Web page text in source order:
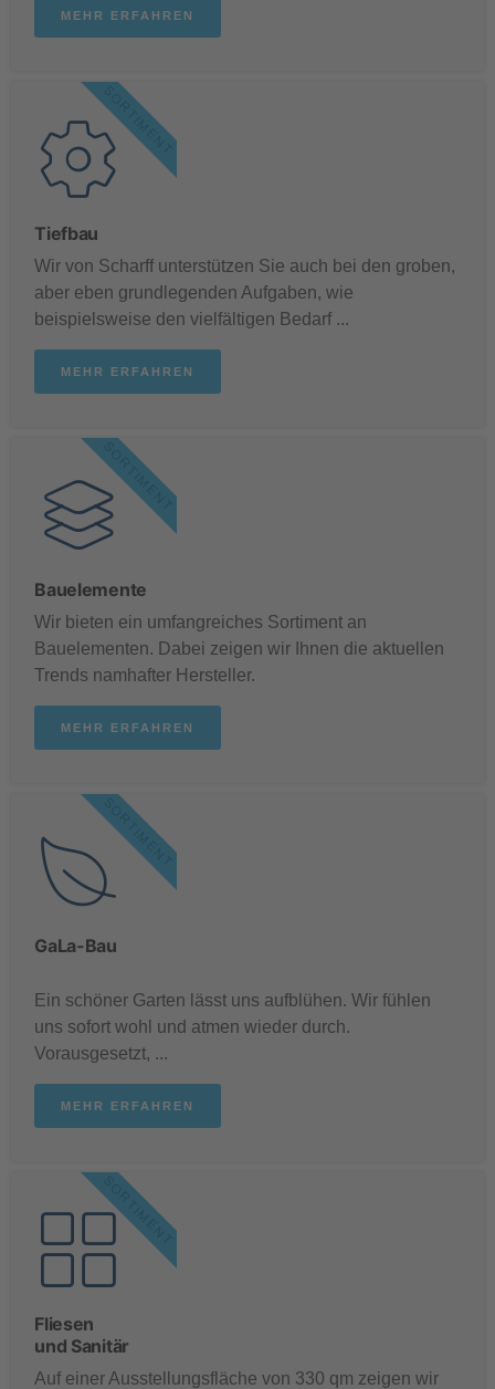
MEHR ERFAHREN
Tiefbau
Wir von Scharff unterstützen Sie auch bei den groben,
aber eben grundlegenden Aufgaben, wie
beispielsweise den vielfältigen Bedarf ...
MEHR ERFAHREN
SORTIMENT
Bauelemente
Wir bieten ein umfangreiches Sortiment an
Bauelementen. Dabei zeigen wir Ihnen die aktuellen
Trends namhafter Hersteller.
MEHR ERFAHREN
SORTIMENT
GaLa-Bau
Ein schöner Garten lässt uns aufblühen. Wir fühlen
uns sofort wohl und atmen wieder durch.
Vorausgesetzt, ...
MEHR ERFAHREN
SORTIMENT
Fliesen
und Sanitär
Auf einer Ausstellungsfläche von 330 qm zeigen wir
SORTIMENT